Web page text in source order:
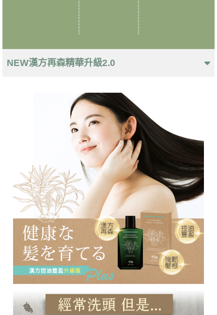
NEW漢方再森精華升級2.0